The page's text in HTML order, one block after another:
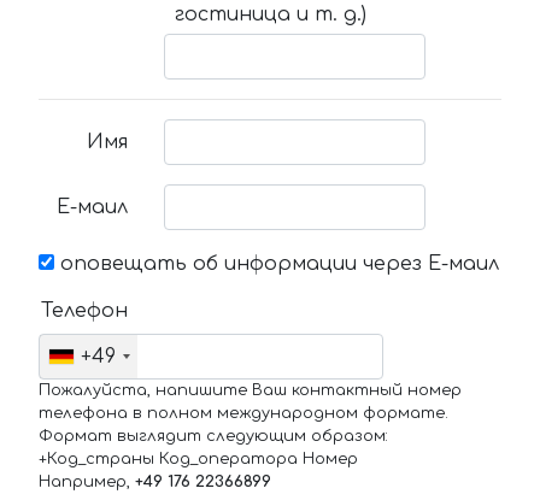
гостиница и т. д.)
Имя
Е-маил
оповещать об информации через Е-маил
Телефон
+49
Пожалуйста, напишите Ваш контактный номер
телефона в полном международном формате.
Формат выглядит следующим образом:
+Код_страны Код_оператора Номер
Например, +49 176 22366899